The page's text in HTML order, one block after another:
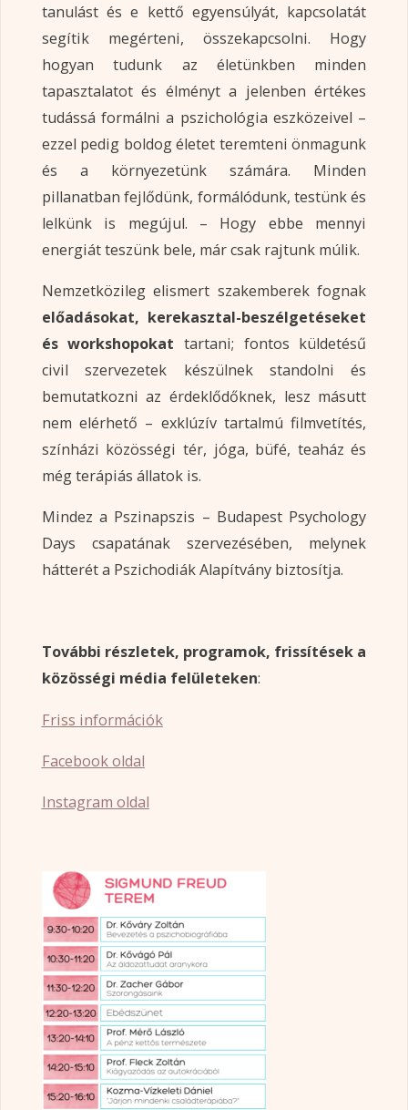
tanulást és e kettő egyensúlyát, kapcsolatát
segítik megérteni, összekapcsolni. Hogy
hogyan tudunk az életünkben minden
tapasztalatot és élményt a jelenben értékes
tudássá formálni a pszichológia eszközeivel –
ezzel pedig boldog életet teremteni önmagunk
és a környezetünk számára. Minden
pillanatban fejlődünk, formálódunk, testünk és
lelkünk is megújul. – Hogy ebbe mennyi
energiát teszünk bele, már csak rajtunk múlik.
Nemzetközileg elismert szakemberek fognak
előadásokat, kerekasztal-beszélgetéseket
és workshopokat tartani; fontos küldetésű
civil szervezetek készülnek standolni és
bemutatkozni az érdeklődőknek, lesz másutt
nem elérhető – exklúzív tartalmú filmvetítés,
színházi közösségi tér, jóga, büfé, teaház és
még terápiás állatok is.
Mindez a Pszinapszis – Budapest Psychology
Days csapatának szervezésében, melynek
hátterét a Pszichodiák Alapítvány biztosítja.
További részletek, programok, frissítések a
közösségi média felületeken:
Friss információk
Facebook oldal
Instagram oldal